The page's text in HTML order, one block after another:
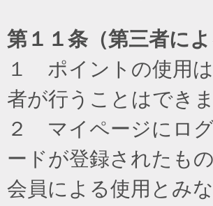
第１１条（第三者によ
１ ポイントの使用
者が行うことはできま
２ マイページにロ
ードが登録されたも
会員による使用とみ